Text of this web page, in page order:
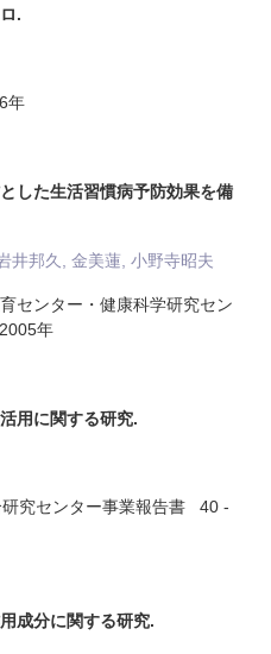
.
年
した生活習慣病予防効果を備
井邦久, 金美蓮, 小野寺昭夫
センター・健康科学研究セン
年
用に関する研究.
究センター事業報告書 40 -
成分に関する研究.